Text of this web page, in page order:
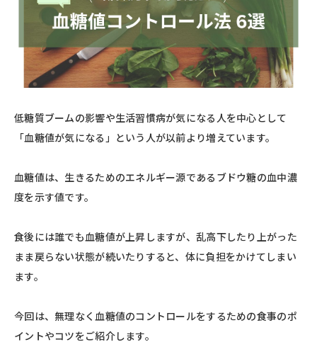
低糖質ブームの影響や生活習慣病が気になる人を中心として
「血糖値が気になる」という人が以前より増えています。
血糖値は、生きるためのエネルギー源であるブドウ糖の血中濃
度を示す値です。
食後には誰でも血糖値が上昇しますが、乱高下したり上がった
まま戻らない状態が続いたりすると、体に負担をかけてしまい
ます。
今回は、無理なく血糖値のコントロールをするための食事のポ
イントやコツをご紹介します。